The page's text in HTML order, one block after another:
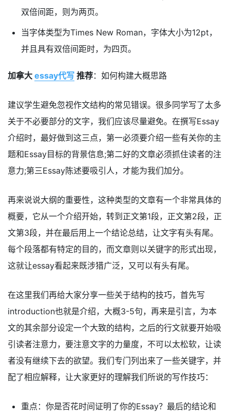
双倍间距，则为两页。
当字体类型为Times New Roman，字体大小为12pt，
并且具有双倍间距时，为四页。
加拿大 essay代写 推荐：如何构建大概思路
建议学生避免忽视作文结构的常见错误。很多同学写了太多
关于不必要部分的文字，我们应该尽量避免。在撰写Essay
介绍时，最好做到这三点，第一必须要介绍一些有关你的主
题和Essay目标的背景信息;第二好的文章必须抓住读者的注
意力;第三Essay陈述要吸引人，才能为我们加分。
再来说说大纲的重要性，这种类型的文章有一个非常具体的
概要，它从一个介绍开始，转到正文第1段，正文第2段，正
文第3段，并在最后用上一个结论总结，让文字有头有尾。
每个段落都有特定的目的，而文章则以关键字的形式出现，
这就让essay看起来既涉猎广泛，又可以有头有尾。
在这里我们再给大家分享一些关于结构的技巧，首先写
introduction也就是介绍，大概3-5句，再来是引言，为本
文的其余部分设定一个大致的结构，之后的行文就要开始吸
引读者注意力，要注意文字的力量度，不可以太松软，让读
者没有继续下去的欲望。我们专门列出来了一些关键字，并
配了相应解释，让大家更好的理解我们所说的写作技巧：
重点：你是否花时间证明了你的Essay？最后的结论和